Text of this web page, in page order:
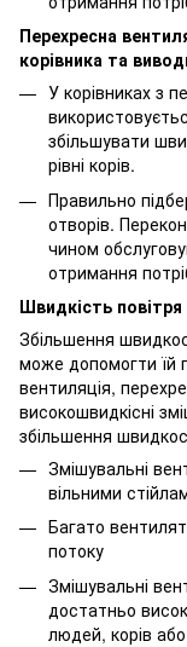
Перехресна
корівника та
У корівниках з
збільшувати
рівні корів.
Правильно
отворів.
чином
отримання
Швидкість повітря
Збільшення
може допомогти їй
вентиляція,
високошвидкісні
збільшення
Змішувальні
вільними
Багато
потоку
Змішувальні
достатньо
людей, корів